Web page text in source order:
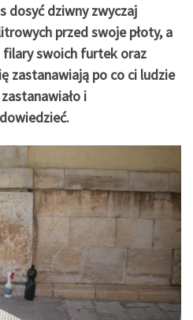
dosyć dziwny zwyczaj
przed swoje płoty, a
filary swoich furtek oraz
zastanawiają po co ci ludzie
i